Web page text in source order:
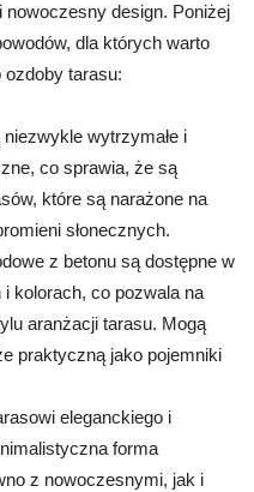
nowoczesny design. Poniżej
dla których warto
tarasu:
wytrzymałe i
co sprawia, że są
które są narażone na
słonecznych.
z betonu są dostępne w
kolorach, co pozwala na
aranżacji tarasu. Mogą
praktyczną jako pojemniki
eleganckiego i
forma
z nowoczesnymi, jak i